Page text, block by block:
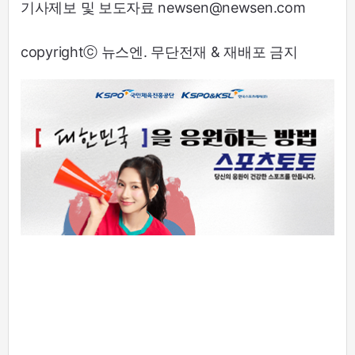
기사제보 및 보도자료 newsen@newsen.com
copyrightⓒ 뉴스엔. 무단전재 & 재배포 금지